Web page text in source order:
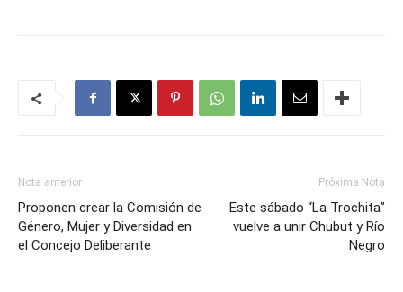
Nota anterior
Proponen crear la Comisión de
Género, Mujer y Diversidad en
el Concejo Deliberante
Próxima Nota
Este sábado “La Trochita”
vuelve a unir Chubut y Río
Negro